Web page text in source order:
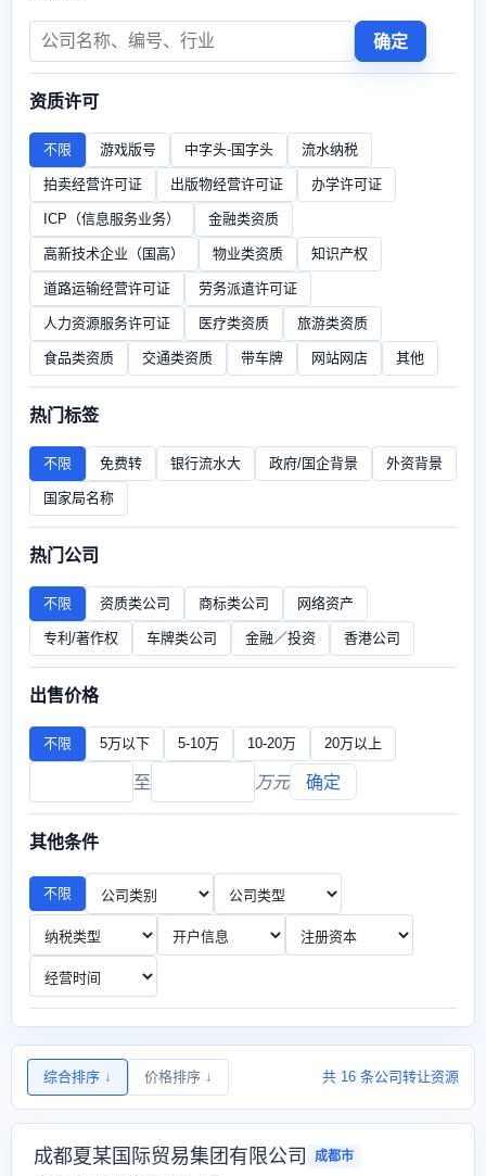
确定
资质许可
不限 游戏版号 中字头-国字头 流水纳税
拍卖经营许可证 出版物经营许可证 办学许可证
ICP（信息服务业务） 金融类资质
高新技术企业（国高） 物业类资质 知识产权
道路运输经营许可证 劳务派遣许可证
人力资源服务许可证 医疗类资质 旅游类资质
食品类资质 交通类资质 带车牌 网站网店 其他
热门标签
不限 免费转 银行流水大 政府/国企背景 外资背景
国家局名称
热门公司
不限 资质类公司 商标类公司 网络资产
专利/著作权 车牌类公司 金融／投资 香港公司
出售价格
不限 5万以下 5-10万 10-20万 20万以上
至 万元 确定
其他条件
不限
综合排序 ↓ 价格排序 ↓ 共 16 条公司转让资源
成都夏某国际贸易集团有限公司 成都市